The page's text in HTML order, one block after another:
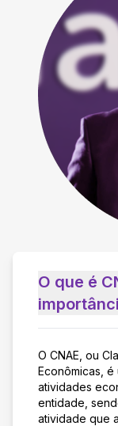
O que é
O CNAE, ou
Econômicas,
atividades
entidade,
atividade que